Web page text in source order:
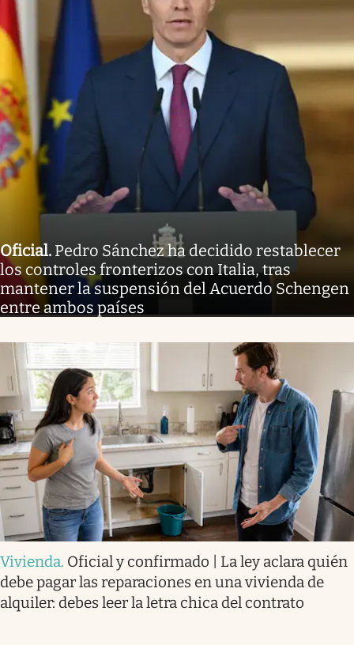
Oficial. Pedro Sánchez ha decidido restablecer
los controles fronterizos con Italia, tras
mantener la suspensión del Acuerdo Schengen
entre ambos países
Vivienda. Oficial y confirmado | La ley aclara quién
debe pagar las reparaciones en una vivienda de
alquiler: debes leer la letra chica del contrato